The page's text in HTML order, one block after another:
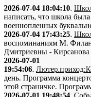
2026-07-04 18:04:10.
написать, что школа
военнопленных
2026-07-04 17:43:25.
воспоминаниям М.
Дмитриевны - Кирсанова
2026-07-01
19:54:06.
день. Программа
этой страничке.
2026-07-01 19:48:54.